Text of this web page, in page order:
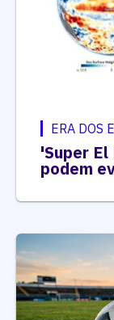
ERA DOS
'Super
podem